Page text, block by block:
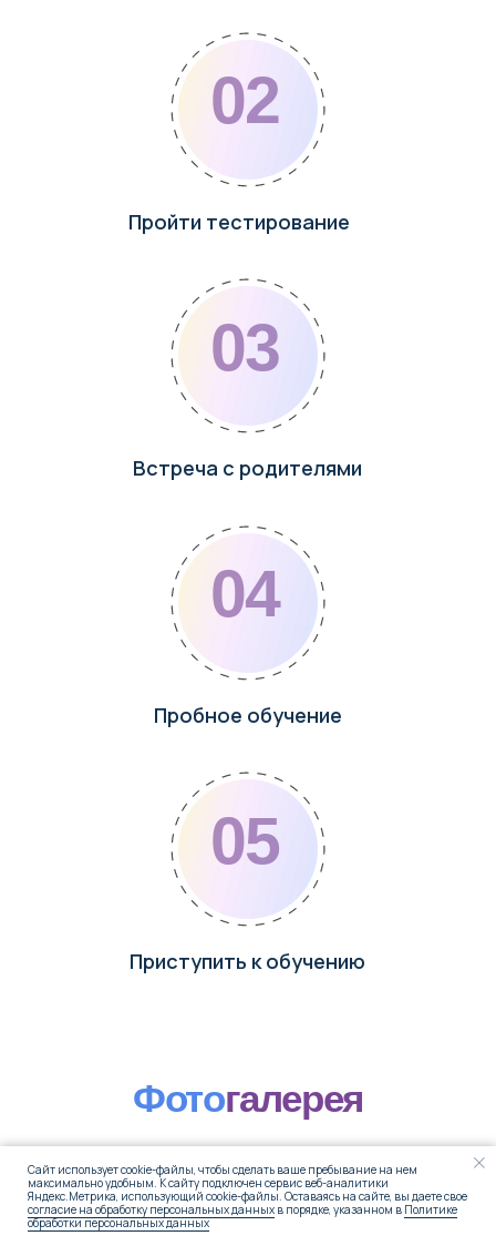
Все цены на сайте приведены как справочная
информация и не являются публичной офертой
Создание сайта
Сайт использует cookie-файлы, чтобы сделать ваше пребывание на нем
максимально удобным. К cайту подключен сервис веб-аналитики
Яндекс.Метрика, использующий cookie-файлы. Оставаясь на сайте, вы даете свое
согласие на обработку персональных данных в порядке, указанном в Политике
обработки персональных данных